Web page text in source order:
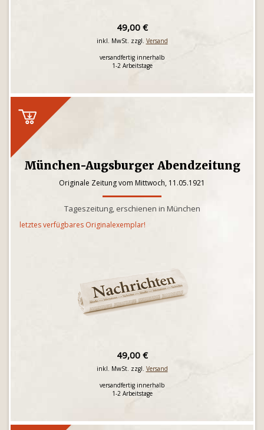
49,00 €
inkl. MwSt. zzgl. Versand
versandfertig innerhalb
1-2 Arbeitstage
München-Augsburger Abendzeitung
Originale Zeitung vom Mittwoch, 11.05.1921
Tageszeitung, erschienen in München
letztes verfügbares Originalexemplar!
49,00 €
inkl. MwSt. zzgl. Versand
versandfertig innerhalb
1-2 Arbeitstage